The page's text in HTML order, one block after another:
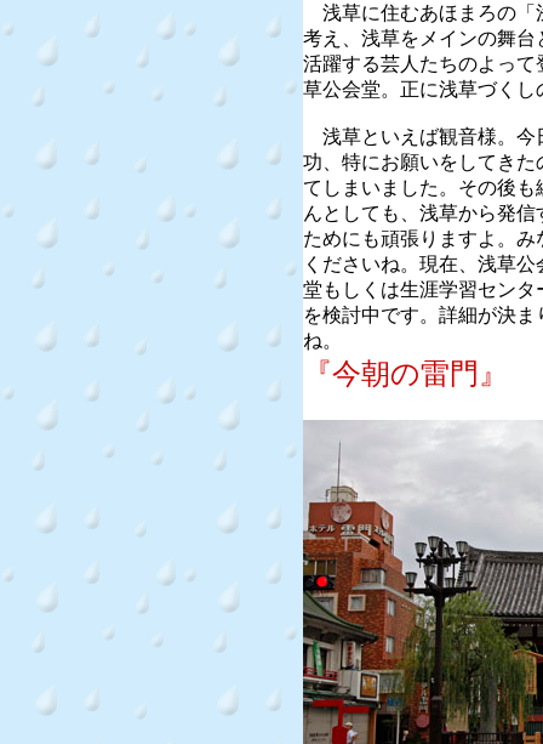
浅草に住むあほまろの「
考え、浅草をメインの舞
活躍する芸人たちのよっ
草公会堂。正に浅草づくし
浅草といえば観音様。今
功、特にお願いをしてき
てしまいました。その後
んとしても、浅草から発
ためにも頑張りますよ。
くださいね。現在、浅草
堂もしくは生涯学習セン
を検討中です。詳細が決
ね。
『今朝の雷門』